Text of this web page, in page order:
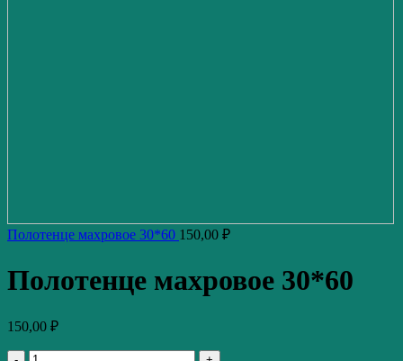
Полотенце махровое 30*60 150,00 ₽
Полотенце махровое 30*60
150,00 ₽
Количество